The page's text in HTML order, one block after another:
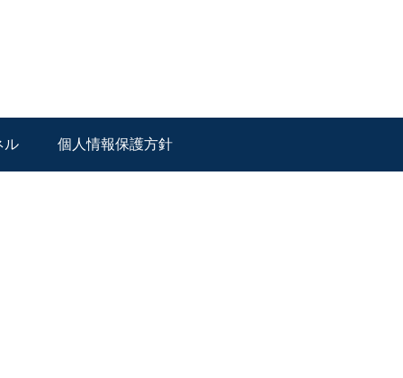
ル 個人情報保護方針